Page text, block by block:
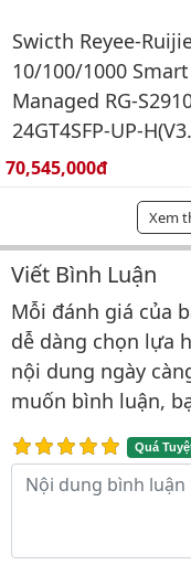
Swicth Reyee-
10/100/1000 Smart
Managed RG-
24GT4SFP-UP-
Giá bán:
70,545,000đ
Xem
Bình luận
Viết Bình Luận
Mỗi đánh giá của
dễ dàng chọn lựa
nội dung ngày
muốn bình luận,
Quá
Nội dung bình luận